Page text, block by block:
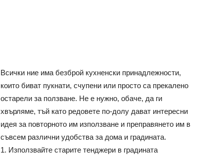
Всички ние има безброй кухненски принадлежности,
които биват пукнати, счупени или просто са прекалено
остарели за ползване. Не е нужно, обаче, да ги
хвърляме, тъй като редовете по-долу дават интересни
идея за повторното им използване и преправянето им в
съвсем различни удобства за дома и градината.
1. Използвайте старите тенджери в градината